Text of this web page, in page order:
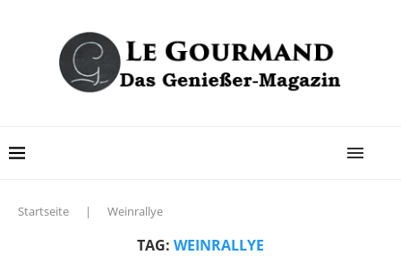
Startseite | Weinrallye
TAG: WEINRALLYE